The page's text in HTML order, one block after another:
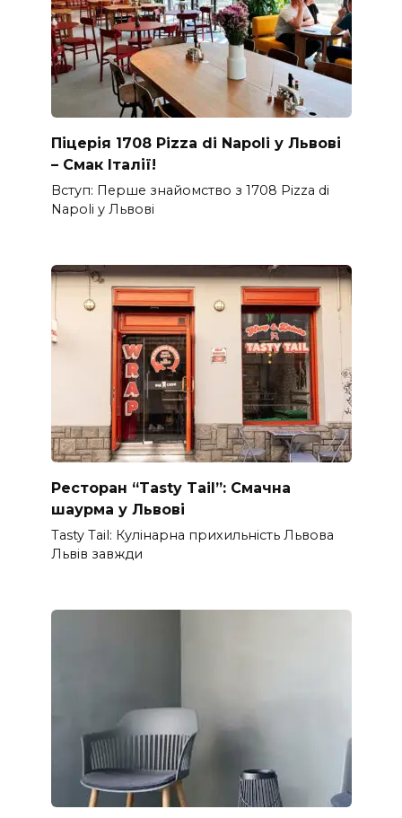
Піцерія 1708 Pizza di Napoli у Львові
– Смак Італії!
Вступ: Перше знайомство з 1708 Pizza di
Napoli у Львові
Ресторан “Tasty Tail”: Смачна
шаурма у Львові
Tasty Tail: Кулінарна прихильність Львова
Львів завжди